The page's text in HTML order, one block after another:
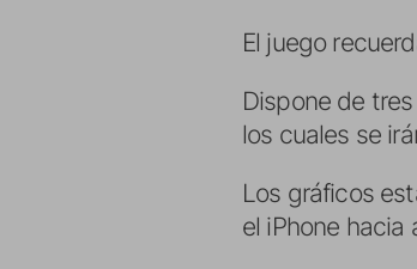
El juego
Dispone de
los cuales se
Los gráficos
el iPhone hacia